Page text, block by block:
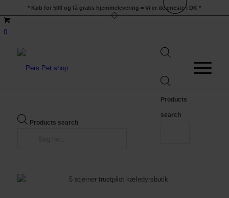
* Køb for 500 og få gratis hjemmelevering = Vi er de eneste i DK *
0
Products
search
Products search